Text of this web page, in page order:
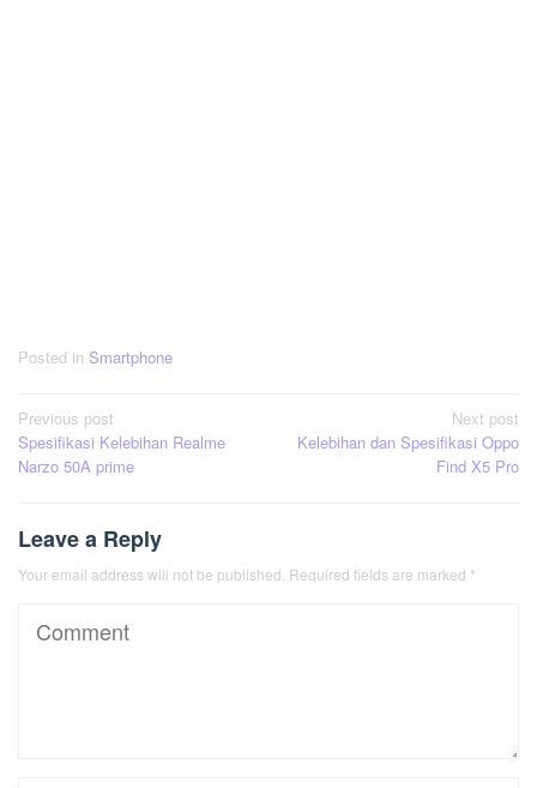
Posted in Smartphone
Post
navigation
Previous post
Spesifikasi Kelebihan Realme
Narzo 50A prime
Next post
Kelebihan dan Spesifikasi Oppo
Find X5 Pro
Leave a Reply
Your email address will not be published. Required fields are marked *